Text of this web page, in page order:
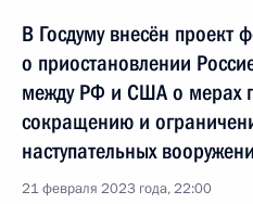
В Госдуму внесён проект
о приостановлении
между РФ и США о мерах
сокращению и
наступательных
21 февраля 2023 года, 22:00